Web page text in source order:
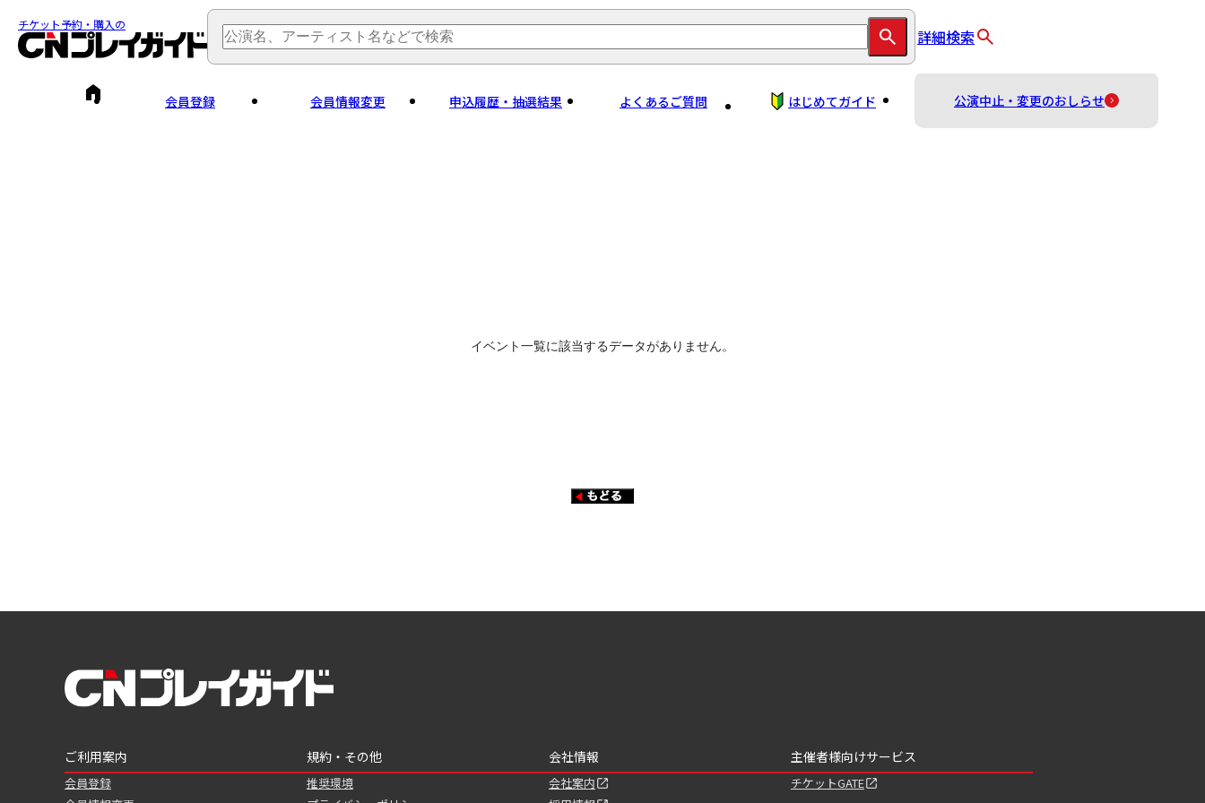
チケット予約・購入の
詳細検索
会員登録 会員情報変更 申込履歴・抽選結果 よくあるご質問 はじめてガイド 公演中止・変更のおしらせ
イベント一覧に該当するデータがありません。
ご利用案内
会員登録
規約・その他
推奨環境
会社情報
会社案内
主催者様向けサービス
チケットGATE